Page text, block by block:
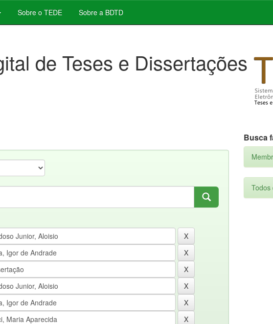
Sobre o TEDE Sobre a BDTD
de Teses e Dissertações
Busca
Todos